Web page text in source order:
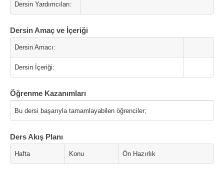
Dersin Yardımcıları:
Dersin Amaç ve İçeriği
Dersin Amacı:
Dersin İçeriği:
Öğrenme Kazanımları
Bu dersi başarıyla tamamlayabilen öğrenciler;
Ders Akış Planı
Hafta Konu Ön Hazırlık